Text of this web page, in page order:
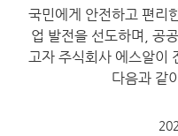
국민에게 안전하고 편리
업 발전을 선도하며, 공
고자 주식회사 에스알이
다음과 같